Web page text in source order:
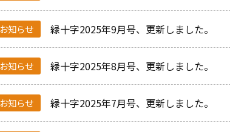
お知らせ 緑十字2025年9月号、更新しました。
お知らせ 緑十字2025年8月号、更新しました。
お知らせ 緑十字2025年7月号、更新しました。